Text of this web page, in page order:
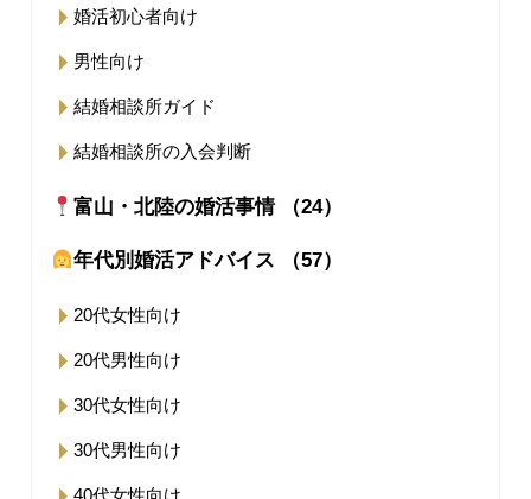
婚活初心者向け
男性向け
結婚相談所ガイド
結婚相談所の入会判断
富山・北陸の婚活事情 （24）
年代別婚活アドバイス （57）
20代女性向け
20代男性向け
30代女性向け
30代男性向け